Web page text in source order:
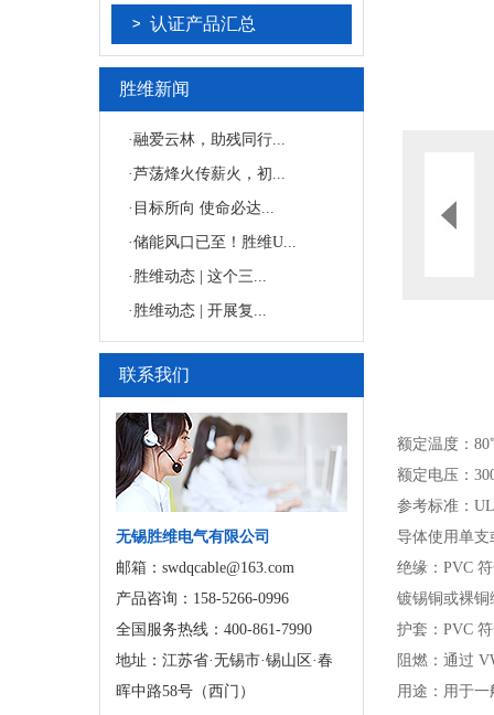
认证产品汇总
胜维新闻
·融爱云林，助残同行...
·芦荡烽火传薪火，初...
· 目标所向 使命必达...
·储能风口已至！胜维U...
· 胜维动态 | 这个三...
· 胜维动态 | 开展复...
联系我们
无锡胜维电气有限公司
邮箱：swdqcable@163.com
产品咨询：158-5266-0996
全国服务热线：400-861-7990
地址：江苏省·无锡市·锡山区·春
晖中路58号（西门）
额定温度：
额定电压：
参考标准：
导体使用单支
绝缘：PVC
镀锡铜或裸
护套：PVC
阻燃：通过
用途：用于